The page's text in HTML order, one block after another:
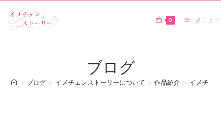
0 メニュー
ブログ
> ブログ > イメチェンストーリーについて > 作品紹介 > イメチェ